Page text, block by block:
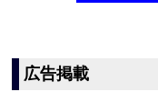
広告掲載